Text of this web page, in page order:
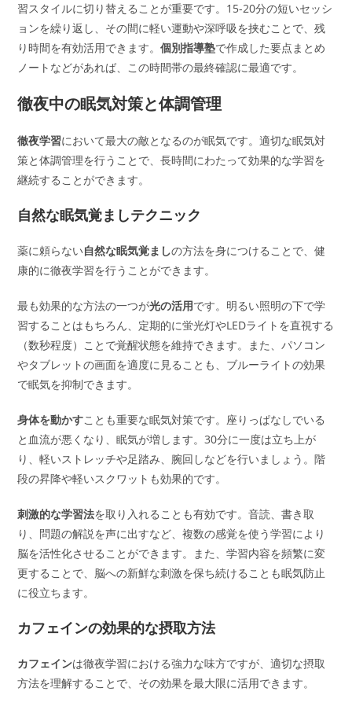
習スタイルに切り替えることが重要です。15-20分の短いセッシ
ョンを繰り返し、その間に軽い運動や深呼吸を挟むことで、残
り時間を有効活用できます。個別指導塾で作成した要点まとめ
ノートなどがあれば、この時間帯の最終確認に最適です。
徹夜中の眠気対策と体調管理
徹夜学習において最大の敵となるのが眠気です。適切な眠気対
策と体調管理を行うことで、長時間にわたって効果的な学習を
継続することができます。
自然な眠気覚ましテクニック
薬に頼らない自然な眠気覚ましの方法を身につけることで、健
康的に徹夜学習を行うことができます。
最も効果的な方法の一つが光の活用です。明るい照明の下で学
習することはもちろん、定期的に蛍光灯やLEDライトを直視する
（数秒程度）ことで覚醒状態を維持できます。また、パソコン
やタブレットの画面を適度に見ることも、ブルーライトの効果
で眠気を抑制できます。
身体を動かすことも重要な眠気対策です。座りっぱなしでいる
と血流が悪くなり、眠気が増します。30分に一度は立ち上が
り、軽いストレッチや足踏み、腕回しなどを行いましょう。階
段の昇降や軽いスクワットも効果的です。
刺激的な学習法を取り入れることも有効です。音読、書き取
り、問題の解説を声に出すなど、複数の感覚を使う学習により
脳を活性化させることができます。また、学習内容を頻繁に変
更することで、脳への新鮮な刺激を保ち続けることも眠気防止
に役立ちます。
カフェインの効果的な摂取方法
カフェインは徹夜学習における強力な味方ですが、適切な摂取
方法を理解することで、その効果を最大限に活用できます。